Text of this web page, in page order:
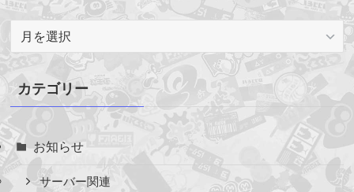
イ
ブ
カテゴリー
お知らせ
サーバー関連